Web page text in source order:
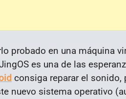
probado en una máquina
es una de las
consiga reparar el sonido,
nuevo sistema operativo